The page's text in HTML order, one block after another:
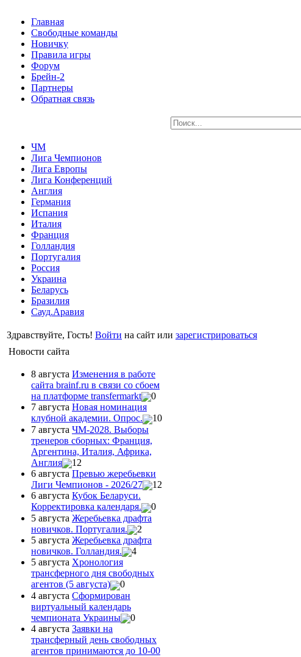
Главная
Свободные команды
Новичку
Правила игры
Форум
Брейн-2
Партнеры
Обратная связь
ЧМ
Лига Чемпионов
Лига Европы
Лига Конференций
Англия
Германия
Испания
Италия
Франция
Голландия
Португалия
Россия
Украина
Беларусь
Бразилия
Сауд.Аравия
Здравствуйте, Гость! Войти на сайт или зарегистрироваться
Новости сайта
8 августа Изменения в работе
сайта brainf.ru в связи со сбоем
на платформе transfermarkt
0
7 августа Новая номинация
клубной академии. Опрос.
10
7 августа ЧМ-2028. Выборы
тренеров сборных: Франция,
Аргентина, Италия, Африка,
Англия
12
6 августа Превью жеребьевки
Лиги Чемпионов - 2026/27
12
6 августа Кубок Беларуси.
Корректировка календаря.
0
5 августа Жеребьевка драфта
новичков. Португалия.
2
5 августа Жеребьевка драфта
новичков. Голландия.
4
5 августа Хронология
трансферного дня свободных
агентов (5 августа)
0
4 августа Сформирован
виртуальный календарь
чемпионата Украины
0
4 августа Заявки на
трансферный день свободных
агентов принимаются до 10-00